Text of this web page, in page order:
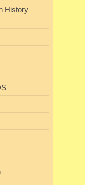
History